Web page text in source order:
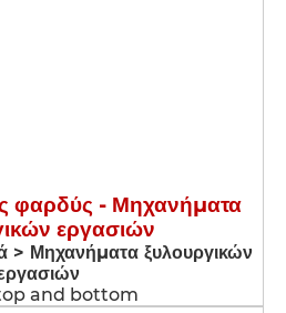
φαρδύς - Μηχανήματα
εργασιών
Μηχανήματα ξυλουργικών
and bottom